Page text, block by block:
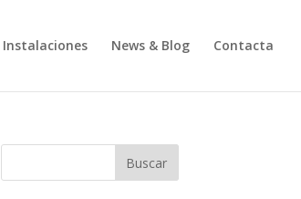
Instalaciones News & Blog Contacta